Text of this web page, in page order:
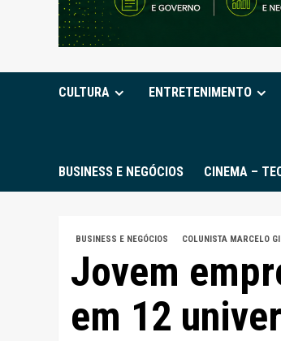
CULTURA ENTRETENIMENTO
BUSINESS E NEGÓCIOS CINEMA –
BUSINESS E NEGÓCIOS COLUNISTA MARCELO
Jovem
em 12